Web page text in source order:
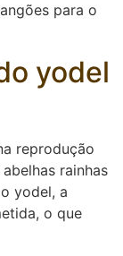
para o
yodel
reprodução
rainhas
yodel, a
o que